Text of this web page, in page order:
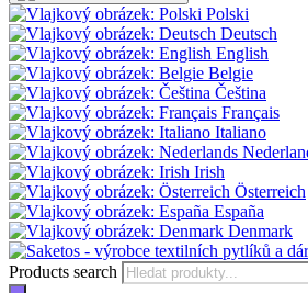
Polski
Deutsch
English
Belgie
Čeština
Français
Italiano
Irish
Österreich
España
Denmark
Products search